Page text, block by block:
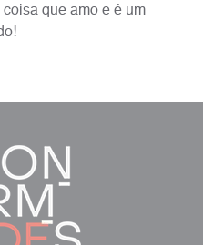
que amo e é um